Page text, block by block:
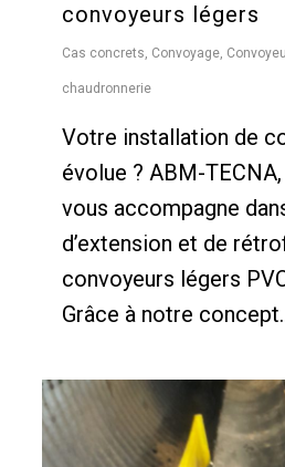
convoyeurs légers
Cas concrets, Convoyage,
chaudronnerie
Votre installation de
évolue ? ABM-
vous accompagne
d’extension et de
convoyeurs légers
Grâce à notre